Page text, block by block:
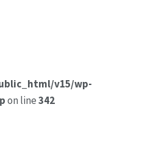
v15/wp-
on line342